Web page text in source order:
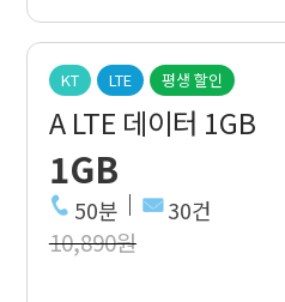
KT LTE 평생 할인
A LTE 데이터 1GB
1GB
50분 30건
10,890원